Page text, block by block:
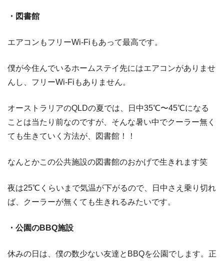
・図書館
エアコンもフリーWi-Fi もあって最高です。
僕が今住んでいるホームステイ先にはエアコンがありませ
んし、フリーWi-Fi もありません。
オーストラリアのQLDの夏では、日中35℃〜45℃になる
ことは当たり前なのですが、そんな暑い中でクーラー無く
ても生きていく方法が、図書館！！
なんとかこの公共施設の図書館のおかげで生きれます笑
夜は25℃ くらいまで気温が下がるので、日中さえ乗り切れ
ば、クーラーが無くても生きれるみたいです。
・公園のBBQ施設
休みの日は、僕の数少ない友達と BBQを公園でします。正